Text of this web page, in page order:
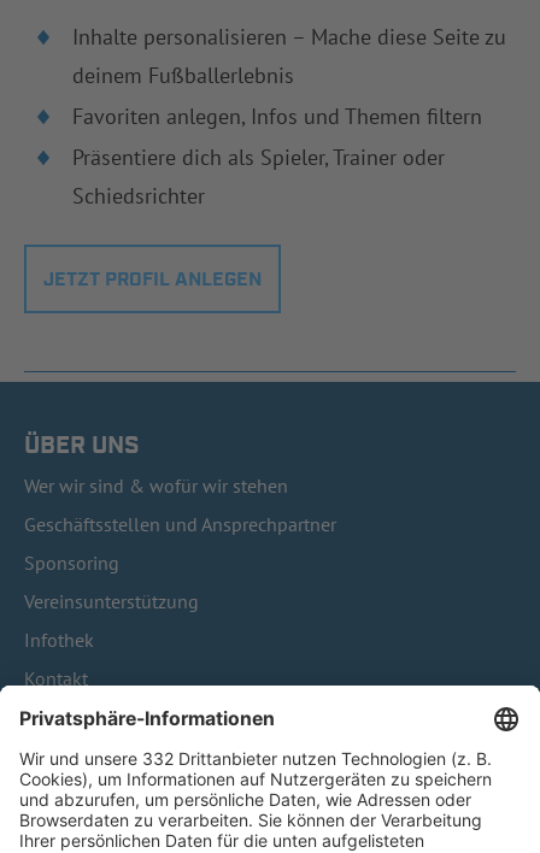
Inhalte personalisieren – Mache diese Seite zu
deinem Fußballerlebnis
Favoriten anlegen, Infos und Themen filtern
Präsentiere dich als Spieler, Trainer oder
Schiedsrichter
JETZT PROFIL ANLEGEN
ÜBER UNS
Wer wir sind & wofür wir stehen
Geschäftsstellen und Ansprechpartner
Sponsoring
Vereinsunterstützung
Infothek
Kontakt
HÄUFIG BESUCHTE SEITEN
Pässe und Vereinswechsel
Trainerausbildung